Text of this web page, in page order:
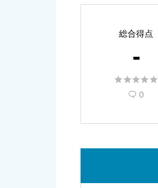
総合得点
-

 0